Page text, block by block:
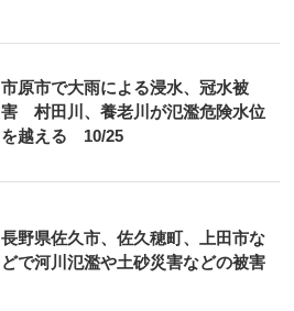
市原市で大雨による浸水、冠水被
害 村田川、養老川が氾濫危険水位
を越える 10/25
長野県佐久市、佐久穂町、上田市な
どで河川氾濫や土砂災害などの被害